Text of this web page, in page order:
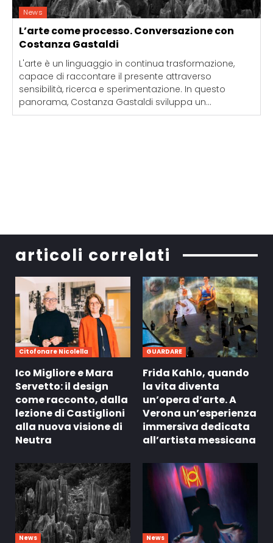
News
L’arte come processo. Conversazione con
Costanza Gastaldi
L'arte è un linguaggio in continua trasformazione,
capace di raccontare il presente attraverso
sensibilità, ricerca e sperimentazione. In questo
panorama, Costanza Gastaldi sviluppa un...
articoli correlati
Citofonare Nicolella
Ico Migliore e Mara
Servetto: il design
come racconto, dalla
lezione di Castiglioni
alla nuova visione di
Neutra
GUARDARE
Frida Kahlo, quando
la vita diventa
un’opera d’arte. A
Verona un’esperienza
immersiva dedicata
all’artista messicana
News News